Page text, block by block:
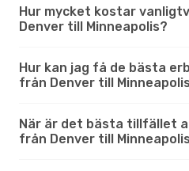
Hur mycket kostar
Denver till Minneapolis?
Hur kan jag få de bästa
från Denver till
När är det bästa tillfället
från Denver till